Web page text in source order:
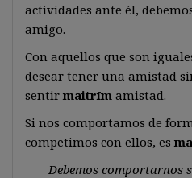
actividades ante él,
amigo.
Con aquellos que son
desear tener una amistad
sentirmaitrīm amistad.
Si nos comportamos de
competimos con ellos, es
Debemos comportarnos